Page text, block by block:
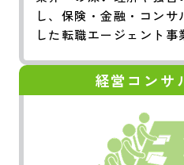
し、保険・金融・コン
した転職エージェント事
経営コンサ